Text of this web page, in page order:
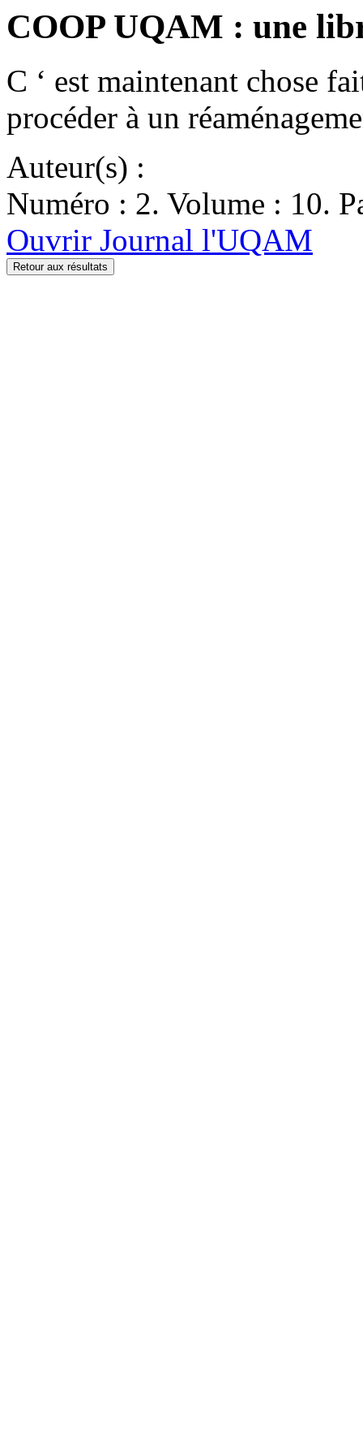
COOP UQAM : une
C ‘ est maintenant chose
procéder à un
Auteur(s) :
Numéro : 2. Volume : 10.
Ouvrir Journal l'UQAM
Retour aux résultats